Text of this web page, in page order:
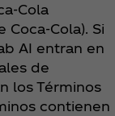
Si
AI entran en
de
los Términos
contienen